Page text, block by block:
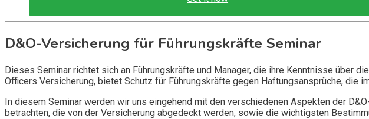
D&O-Versicherung für Führungskräfte Seminar
Dieses Seminar richtet sich an Führungskräfte und Manager, die ihre Kenntnisse über
Officers Versicherung, bietet Schutz für Führungskräfte gegen Haftungsansprüche, die
In diesem Seminar werden wir uns eingehend mit den verschiedenen Aspekten der
betrachten, die von der Versicherung abgedeckt werden, sowie die wichtigsten